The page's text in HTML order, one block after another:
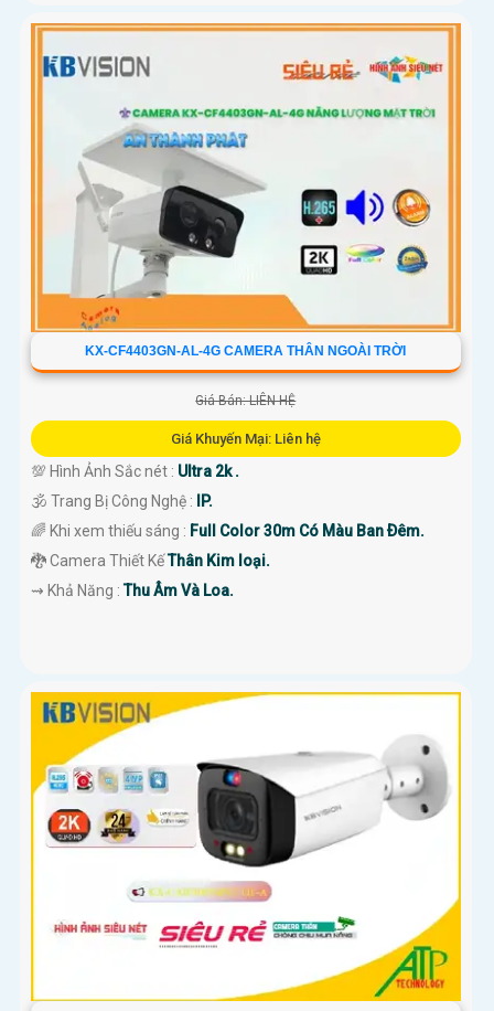
KX-CF4403GN-AL-4G CAMERA THÂN NGOÀI TRỜI
Giá Bán: LIÊN HỆ
Giá Khuyến Mại: Liên hệ
💯 Hình Ảnh Sắc nét : Ultra 2k .
🕉️ Trang Bị Công Nghệ :
IP.
🌈 Khi xem thiếu sáng : Full Color 30m Có Màu Ban Ðêm.
🐉️ Camera Thiết KếThân Kim loại.
️⇝ Khả Năng :Thu Âm Và Loa.